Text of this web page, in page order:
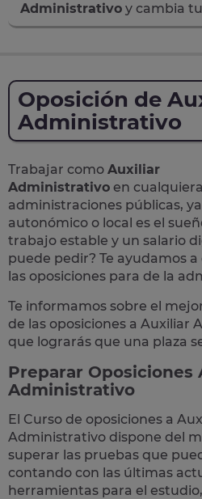
Administrativo y cambia
Oposición de
Administrativo
Trabajar como Auxiliar
Administrativo en
administraciones públicas,
autonómico o local es el
trabajo estable y un salario
puede pedir? Te ayudamos a
las oposiciones para de la
Te informamos sobre el
de las oposiciones a Auxiliar
que lograrás que una plaza
Preparar Oposiciones
Administrativo
El Curso de oposiciones a
Administrativo dispone del
superar las pruebas que
contando con las últimas
herramientas para el